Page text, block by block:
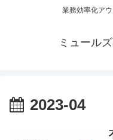
業務効率化ア
ミュール
2023-04